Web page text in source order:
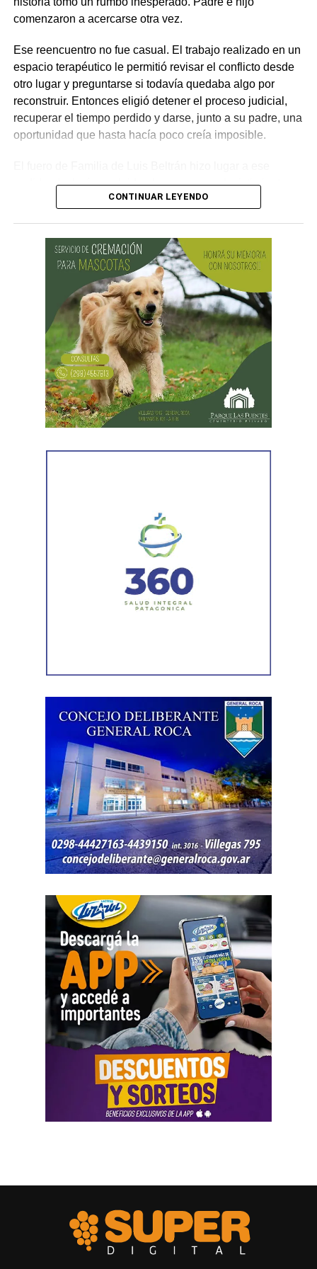
lesionado reclame por la vía civil una indemnización
por los daños que considere haber sufrido.
comenzaron a acercarse otra vez.
Ese reencuentro no fue casual. El trabajo realizado en un
espacio terapéutico le permitió revisar el conflicto desde
otro lugar y preguntarse si todavía quedaba algo por
reconstruir. Entonces eligió detener el proceso judicial,
recuperar el tiempo perdido y darse, junto a su padre, una
oportunidad que hasta hacía poco creía imposible.
pedido, declaró concluido el proceso por desistimiento y
ordenó el archivo de las actuaciones. La jueza consideró
El joven había promovido la acción para solicitar la
supresión de su apellido paterno. Durante la etapa inicial
del trámite se incorporó la documentación presentada, se
ordenó la publicación de edictos y se dispusieron
distintas medidas previas. En esa etapa la demanda
todavía no había sido notificada al progenitor.
Al comunicar su decisión de desistir, explicó que el
proceso terapéutico le permitió replantear el conflicto
desde otra perspectiva. Expresó que quería intentar
perdido y brindarse mutuamente una oportunidad antes
la magistrada explicó que el
desistimiento es una forma de poner fin
anticipadamente a un proceso judicial cuando una de
las partes decide no continuar con la acción.
Agregó que el Código Procesal Civil y Comercial autoriza
esa posibilidad siempre que, si la demanda ya fue
concretado, la jueza entendió que estaban cumplidos
todos los requisitos legales para admitir el desistimiento y
declarar extinguido el proceso.
«En virtud de ello entiendo que se encuentran
configurados los recaudos previstos en el artículo 278,
para que opere el desistimiento del proceso por voluntad
de la parte», explicó. Además, se estableció que las
actuaciones permanezcan archivadas en formato digital,
conforme a la normativa vigente del Poder Judicial de Río
Negro.
CONTINUAR LEYENDO